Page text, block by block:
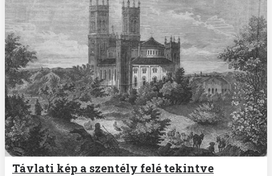
Távlati kép a szentély felé tekintve